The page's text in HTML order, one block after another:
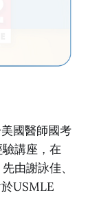
國醫師國考
講座，在
由謝詠佳、
USMLE